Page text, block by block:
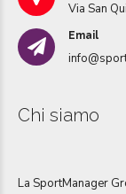
Via San
Email
Chi siamo
La SportManager